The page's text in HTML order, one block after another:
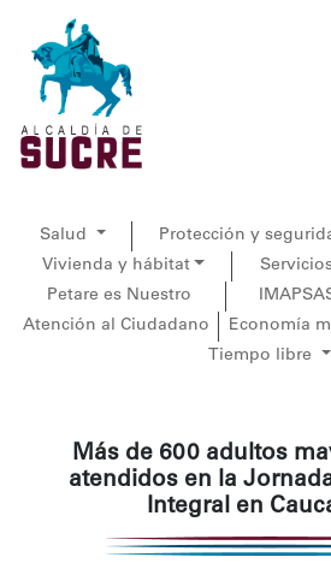
Salud Protección y
Vivienda y hábitat
Petare es Nuestro
Atención al Ciudadano
Economía
Tiempo libre
Más de 600 adultos
atendidos en la
Integral en